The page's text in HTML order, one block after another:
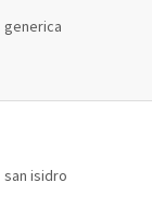
generica
san isidro